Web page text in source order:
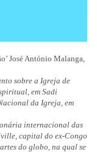
José António Malanga,
sobre a Igreja de
em Sadi
da Igreja, em
internacional das
capital do ex‑Congo
do globo, na qual se